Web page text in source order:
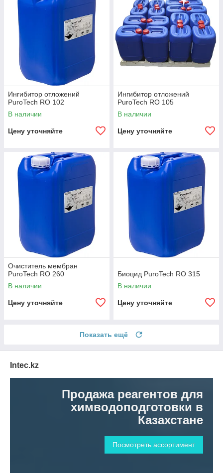
Ингибитор отложений
PuroTech RO 102
В наличии
Цену уточняйте
Ингибитор отложений
PuroTech RO 105
В наличии
Цену уточняйте
Очиститель мембран
PuroTech RO 260
В наличии
Цену уточняйте
Биоцид PuroTech RO 315
В наличии
Цену уточняйте
Показать ещё
Intec.kz
Продажа реагентов для
химводоподготовки в
Казахстане
Посмотреть ассортимент